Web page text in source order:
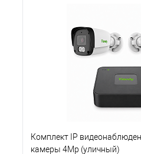
Купить в 1 клик
Комплект IP
камеры 4Mp (уличный)